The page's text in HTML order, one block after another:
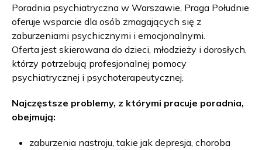
Poradnia psychiatryczna w Warszawie, Praga Południe
oferuje wsparcie dla osób zmagających się z
zaburzeniami psychicznymi i emocjonalnymi.
Oferta jest skierowana do dzieci, młodzieży i dorosłych,
którzy potrzebują profesjonalnej pomocy
psychiatrycznej i psychoterapeutycznej.
Najczęstsze problemy, z którymi pracuje poradnia,
obejmują:
zaburzenia nastroju, takie jak depresja, choroba